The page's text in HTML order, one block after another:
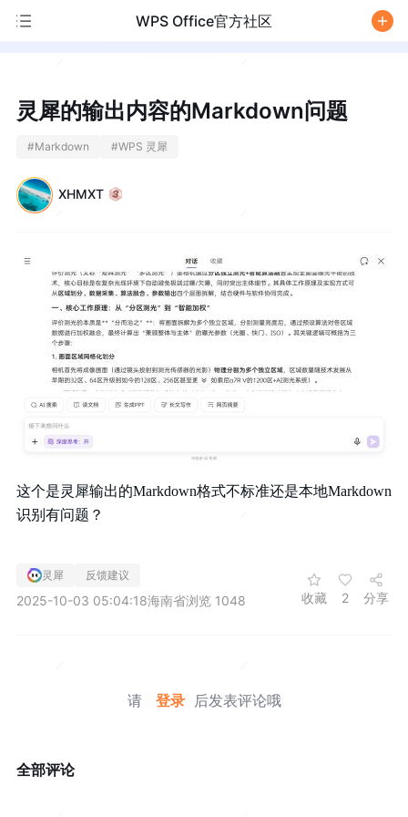
WPS Office官方社区
灵犀的输出内容的Markdown问题
#Markdown #WPS 灵犀
XHMXT
这个是灵犀输出的Markdown格式不标准还是本地Markdown
识别有问题？
灵犀 反馈建议
2025-10-03 05:04:18海南省浏览 1048 收藏 2 分享
请 登录 后发表评论哦
全部评论